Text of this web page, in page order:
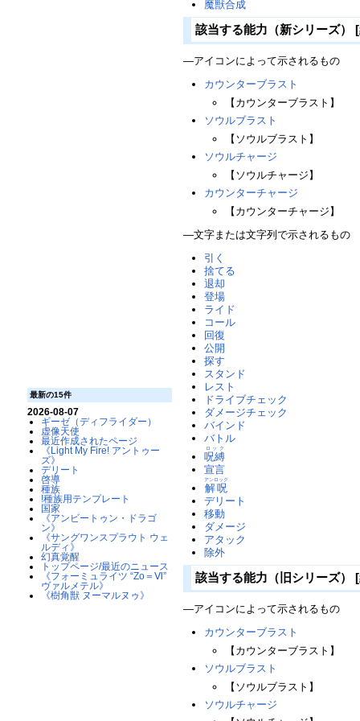
最新の15件
2026-08-07
ギーゼ（ディフライダー）
虚像天使
最近作成されたページ
《Light My Fire! アントゥー
ズ》
デリート
啓導
種族
!種族用テンプレート
国家
《アンビートゥン・ドラゴ
ン》
《サングワンスプラウト ウェ
ルディ》
幻真覚醒
トップページ/最近のニュース
《フォーミュライツ “Zo＝Ⅵ”
ヴァルメテル》
《樹角獣 ヌーマルヌゥ》
魔獣合成
該当する能力（新シリーズ） [
―アイコンによって示されるもの
カウンターブラスト
【カウンターブラスト】
ソウルブラスト
【ソウルブラスト】
ソウルチャージ
【ソウルチャージ】
カウンターチャージ
【カウンターチャージ】
―文字または文字列で示されるもの
引く
捨てる
退却
登場
ライド
コール
回復
公開
探す
スタンド
レスト
ドライブチェック
ダメージチェック
バインド
バトル
呪縛
ロック
宣言
解呪
アンロック
デリート
移動
ダメージ
アタック
除外
該当する能力（旧シリーズ） [
―アイコンによって示されるもの
カウンターブラスト
【カウンターブラスト】
ソウルブラスト
【ソウルブラスト】
ソウルチャージ